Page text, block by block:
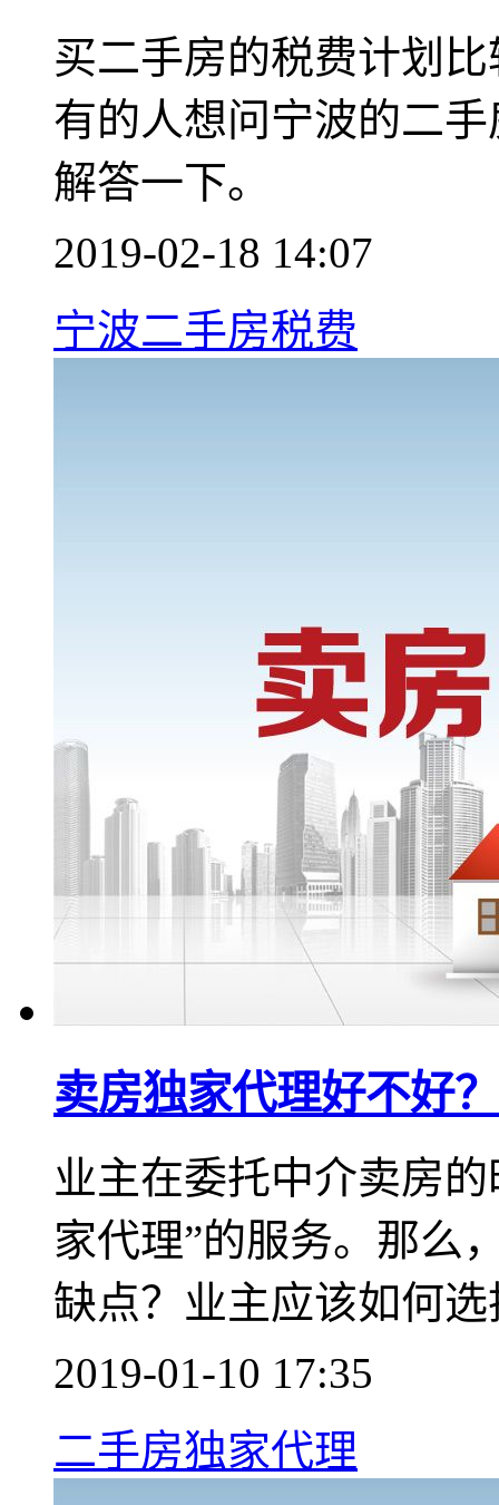
买二手房的税费计划
有的人想问宁波的二
解答一下。
2019-02-18 14:07
宁波二手房税费
卖房独家代理好不好？
业主在委托中介卖房
家代理”的服务。那么
缺点？业主应该如何
2019-01-10 17:35
二手房独家代理